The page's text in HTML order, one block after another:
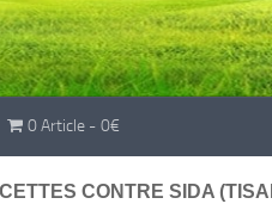
0 Article 0€
CONTRE SIDA